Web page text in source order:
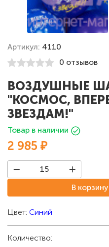
Артикул: 4110
0 отзывов
ВОЗДУШНЫЕ
"КОСМОС,
ЗВЕЗДАМ!"
Товар в наличии
2 985 ₽
В корзину
Цвет: Синий
Количество: